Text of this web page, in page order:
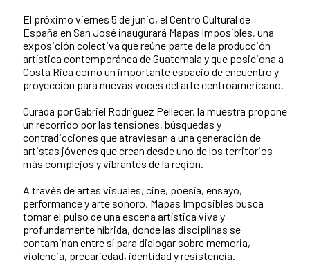
El próximo viernes 5 de junio, el Centro Cultural de
España en San José inaugurará Mapas Imposibles, una
exposición colectiva que reúne parte de la producción
artística contemporánea de Guatemala y que posiciona a
Costa Rica como un importante espacio de encuentro y
proyección para nuevas voces del arte centroamericano.
Curada por Gabriel Rodríguez Pellecer, la muestra propone
un recorrido por las tensiones, búsquedas y
contradicciones que atraviesan a una generación de
artistas jóvenes que crean desde uno de los territorios
más complejos y vibrantes de la región.
A través de artes visuales, cine, poesía, ensayo,
performance y arte sonoro, Mapas Imposibles busca
tomar el pulso de una escena artística viva y
profundamente híbrida, donde las disciplinas se
contaminan entre sí para dialogar sobre memoria,
violencia, precariedad, identidad y resistencia.